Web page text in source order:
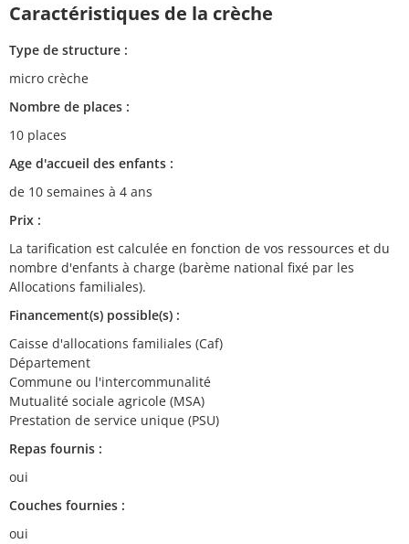
Caractéristiques de la crèche
Type de structure :
micro crèche
Nombre de places :
10 places
Age d'accueil des enfants :
de 10 semaines à 4 ans
Prix :
La tarification est calculée en fonction de vos ressources et du
nombre d'enfants à charge (barème national fixé par les
Allocations familiales).
Financement(s) possible(s) :
Caisse d'allocations familiales (Caf)
Département
Commune ou l'intercommunalité
Mutualité sociale agricole (MSA)
Prestation de service unique (PSU)
Repas fournis :
oui
Couches fournies :
oui